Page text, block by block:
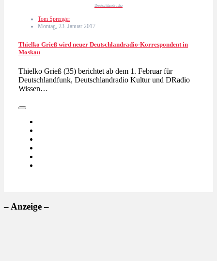
Deutschlandradio
Tom Sprenger
Montag, 23. Januar 2017
Thielko Grieß wird neuer Deutschlandradio-Korrespondent in
Moskau
Thielko Grieß (35) berichtet ab dem 1. Februar für
Deutschlandfunk, Deutschlandradio Kultur und DRadio
Wissen…
– Anzeige –